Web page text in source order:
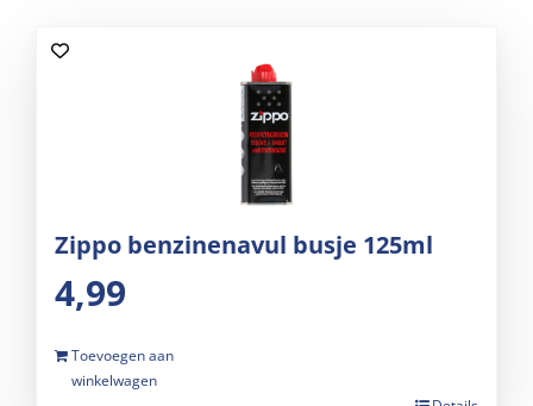
Zippo benzinenavul busje 125ml
4,99
Toevoegen aan
winkelwagen